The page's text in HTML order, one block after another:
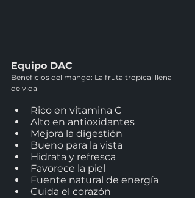
Equipo DAC
Beneficios del mango: La fruta tropical llena
de vida
Rico en vitamina C
Alto en antioxidantes
Mejora la digestión
Bueno para la vista
Hidrata y refresca
Favorece la piel
Fuente natural de energía
Cuida el corazón